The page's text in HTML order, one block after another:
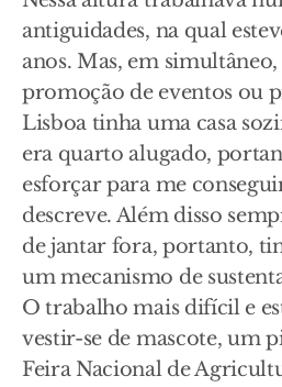
antiguidades, na qual
anos. Mas, em simultâneo,
promoção de eventos ou
Lisboa tinha uma casa
era quarto alugado,
esforçar para me
descreve. Além disso
de jantar fora, portanto,
um mecanismo de
O trabalho mais difícil e
vestir-se de mascote, um
Feira Nacional de